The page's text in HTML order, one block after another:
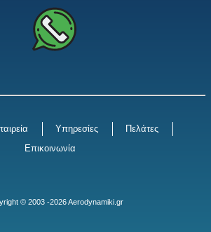
Υπηρεσίες
Πελάτες
Επικοινωνία
© 2003 -2026 Aerodynamiki.gr